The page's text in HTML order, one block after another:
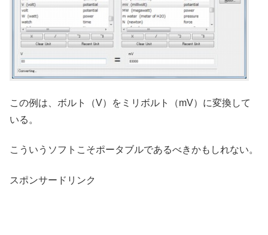
この例は、ボルト（V）をミリボルト（mV）に変換して
いる。
こういうソフトこそポータブルであるべきかもしれない。
スポンサードリンク